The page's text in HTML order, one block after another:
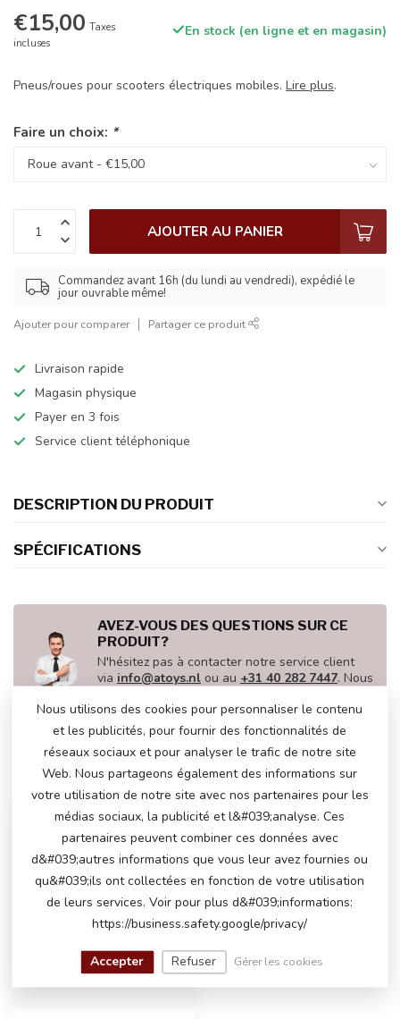
€15,00 Taxes
incluses
En stock (en ligne et en magasin)
Pneus/roues pour scooters électriques mobiles. Lire plus.
Faire un choix: *
AJOUTER AU PANIER
Commandez avant 16h (du lundi au vendredi), expédié le
jour ouvrable même!
Ajouter pour comparer Partager ce produit
Livraison rapide
Magasin physique
Payer en 3 fois
Service client téléphonique
DESCRIPTION DU PRODUIT
SPÉCIFICATIONS
AVEZ-VOUS DES QUESTIONS SUR CE
PRODUIT?
N'hésitez pas à contacter notre service client
via info@atoys.nl ou au +31 40 282 7447. Nous
VU(S) RÉCEMMENT
Nous utilisons des cookies pour personnaliser le contenu
et les publicités, pour fournir des fonctionnalités de
réseaux sociaux et pour analyser le trafic de notre site
Web. Nous partageons également des informations sur
votre utilisation de notre site avec nos partenaires pour les
médias sociaux, la publicité et l&#039;analyse. Ces
partenaires peuvent combiner ces données avec
d&#039;autres informations que vous leur avez fournies ou
qu&#039;ils ont collectées en fonction de votre utilisation
de leurs services. Voir pour plus d&#039;informations:
https://business.safety.google/privacy/
Accepter Refuser Gérer les cookies